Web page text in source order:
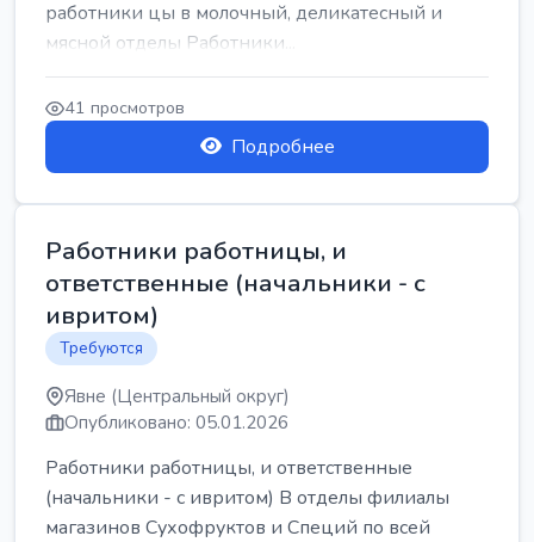
работники цы в молочный, деликатесный и
мясной отделы Работники...
41 просмотров
Подробнее
Работники работницы, и
ответственные (начальники - с
ивритом)
Требуются
Явне (Центральный округ)
Опубликовано: 05.01.2026
Работники работницы, и ответственные
(начальники - с ивритом) В отделы филиалы
магазинов Сухофруктов и Специй по всей